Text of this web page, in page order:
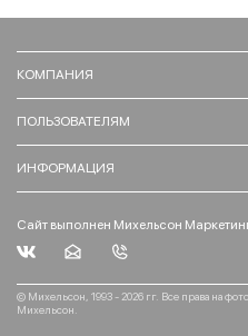
КОМПАНИЯ
ПОЛЬЗОВАТЕЛЯМ
ИНФОРМАЦИЯ
Сайт выполнен Михельсон
© Михельсон, 1993 - 2026 гг. Все права на
Михельсон.